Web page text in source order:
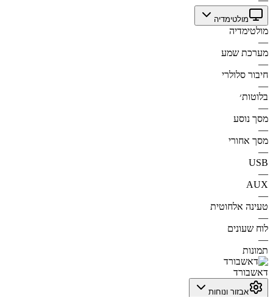
מולטימדיה
מולטימדיה
—
מערכת שמע
—
חיבור סלולרי
—
בלוטות׳
—
מסך נוסע
—
מסך אחורי
—
USB
—
AUX
—
טעינה אלחוטית
—
לוח שעונים
—
תמונות
דאשבורד
אבזור ונוחות